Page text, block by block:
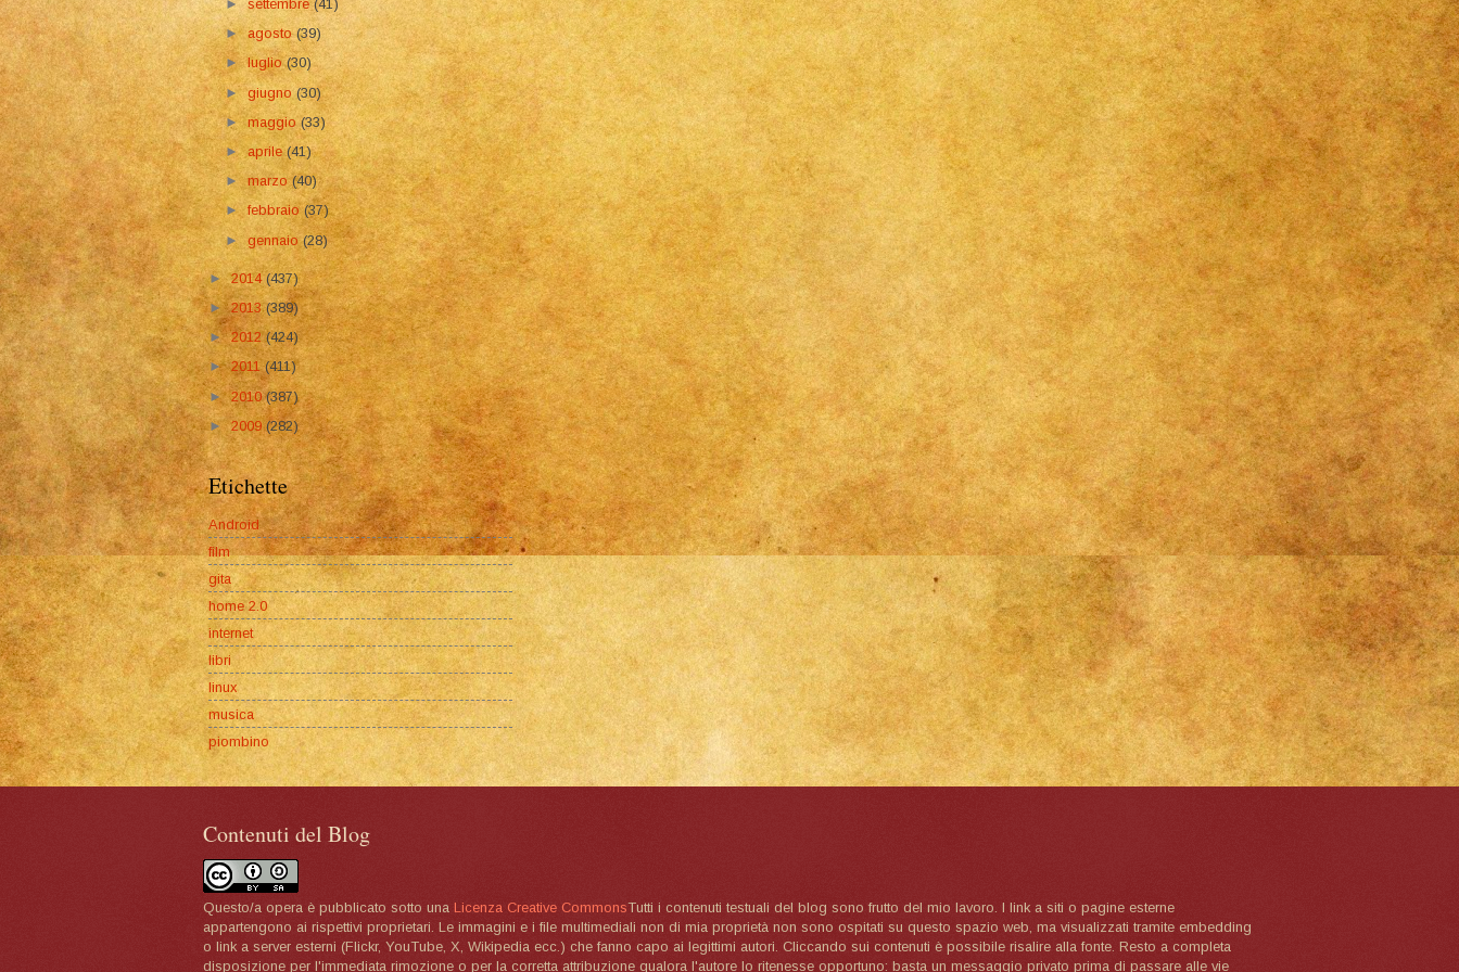
►settembre(41)
►agosto(39)
►luglio(30)
►giugno(30)
►maggio(33)
►aprile(41)
►marzo(40)
►febbraio(37)
►gennaio(28)
►2014(437)
►2013(389)
►2012(424)
►2011(411)
►2010(387)
►2009(282)
Etichette
Android
film
gita
home 2.0
internet
libri
linux
musica
piombino
Contenuti del Blog
Questo/a opera è pubblicato sotto una Licenza Creative CommonsTutti i contenuti testuali del blog sono frutto del mio lavoro. I link a siti o pagine esterne
appartengono ai rispettivi proprietari. Le immagini e i file multimediali non di mia proprietà non sono ospitati su questo spazio web, ma visualizzati tramite embedding
o link a server esterni (Flickr, YouTube, X, Wikipedia ecc.) che fanno capo ai legittimi autori. Cliccando sui contenuti è possibile risalire alla fonte. Resto a completa
disposizione per l'immediata rimozione o per la corretta attribuzione qualora l'autore lo ritenesse opportuno: basta un messaggio privato prima di passare alle vie